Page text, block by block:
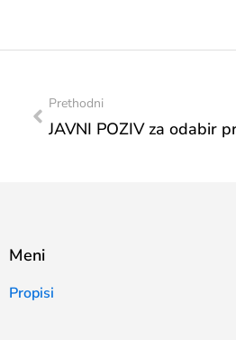
Prethodni
Meni
Propisi